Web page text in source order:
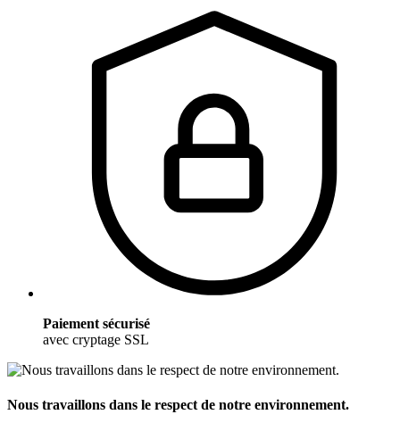
Paiement sécurisé
avec cryptage SSL
Nous travaillons dans le respect de notre environnement.